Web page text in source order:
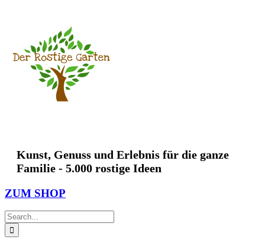
Kunst, Genuss und Erlebnis für die ganze
Familie - 5.000 rostige Ideen
ZUM SHOP
Search
for: